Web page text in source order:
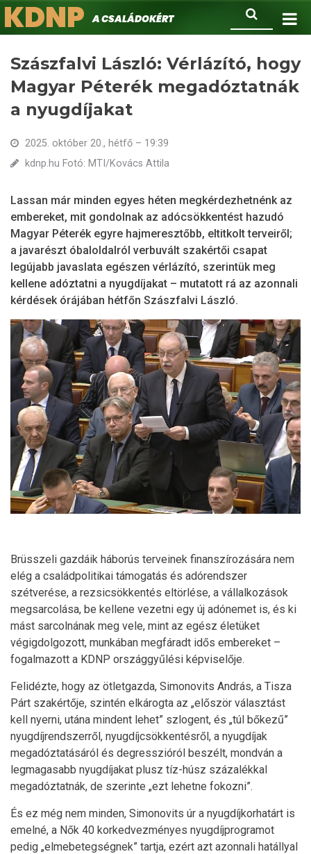
Ugrás
a
Keresés
KDNPA családokért.
Szászfalvi László: Vérlázító, hogy
Magyar Péterék megadóztatnák
a nyugdíjakat
2025. október 20., hétfő – 19:39
kdnp.hu Fotó: MTI/Kovács Attila
Lassan már minden egyes héten megkérdezhetnénk az
embereket, mit gondolnak az adócsökkentést hazudó
Magyar Péterék egyre hajmeresztőbb, eltitkolt terveiről;
a javarészt óbaloldalról verbuvált szakértői csapat
legújabb javaslata egészen vérlázító, szerintük meg
kellene adóztatni a nyugdíjakat – mutatott rá az azonnali
kérdések órájában hétfőn Szászfalvi László.
Brüsszeli gazdáik háborús terveinek finanszírozására nem
elég a családpolitikai támogatás és adórendszer
szétverése, a rezsicsökkentés eltörlése, a vállalkozások
megsarcolása, be kellene vezetni egy új adónemet is, és ki
mást sarcolnának meg vele, mint az egész életüket
végigdolgozott, munkában megfáradt idős embereket –
fogalmazott a KDNP országgyűlési képviselője.
Felidézte, hogy az ötletgazda, Simonovits András, a Tisza
Párt szakértője, szintén elkárogta az „először választást
kell nyerni, utána mindent lehet” szlogent, és „túl bőkezű”
nyugdíjrendszerről, nyugdíjcsökkentésről, a nyugdíjak
megadóztatásáról és degresszióról beszélt, mondván a
legmagasabb nyugdíjakat plusz tíz-húsz százalékkal
megadóztatnák, de szerinte „ezt lehetne fokozni”.
És ez még nem minden, Simonovits úr a nyugdíjkorhatárt is
emelné, a Nők 40 korkedvezményes nyugdíjprogramot
pedig „elmebetegségnek” tartja, ezért azt azonnali hatállyal